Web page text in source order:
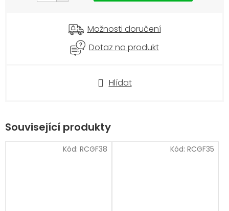
Hlídat
Možnosti doručení
Dotaz na produkt
Související produkty
Kód: RCGF38 Kód: RCGF35